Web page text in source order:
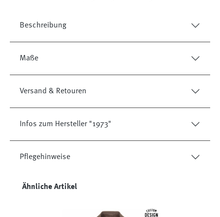
Beschreibung
Maße
Versand & Retouren
Infos zum Hersteller "1973"
Pflegehinweise
Produktgalerie überspringen
Ähnliche Artikel